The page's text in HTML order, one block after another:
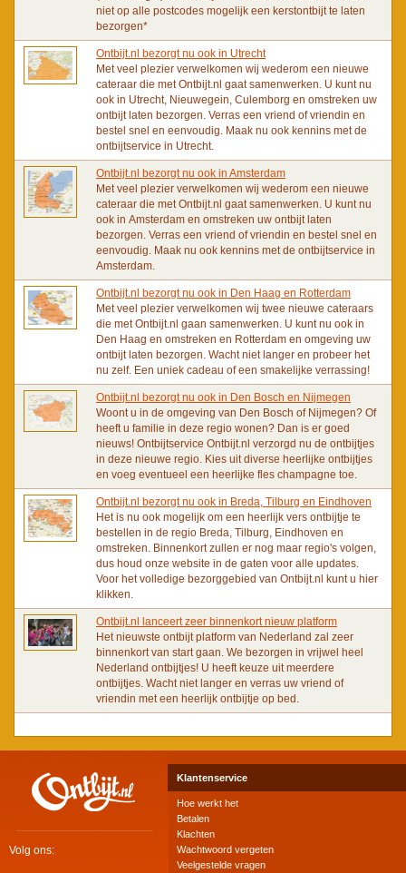
niet op alle postcodes mogelijk een kerstontbijt te laten
bezorgen*
Ontbijt.nl bezorgt nu ook in Utrecht
Met veel plezier verwelkomen wij wederom een nieuwe
cateraar die met Ontbijt.nl gaat samenwerken. U kunt nu
ook in Utrecht, Nieuwegein, Culemborg en omstreken uw
ontbijt laten bezorgen. Verras een vriend of vriendin en
bestel snel en eenvoudig. Maak nu ook kennins met de
ontbijtservice in Utrecht.
Ontbijt.nl bezorgt nu ook in Amsterdam
Met veel plezier verwelkomen wij wederom een nieuwe
cateraar die met Ontbijt.nl gaat samenwerken. U kunt nu
ook in Amsterdam en omstreken uw ontbijt laten
bezorgen. Verras een vriend of vriendin en bestel snel en
eenvoudig. Maak nu ook kennins met de ontbijtservice in
Amsterdam.
Ontbijt.nl bezorgt nu ook in Den Haag en Rotterdam
Met veel plezier verwelkomen wij twee nieuwe cateraars
die met Ontbijt.nl gaan samenwerken. U kunt nu ook in
Den Haag en omstreken en Rotterdam en omgeving uw
ontbijt laten bezorgen. Wacht niet langer en probeer het
nu zelf. Een uniek cadeau of een smakelijke verrassing!
Ontbijt.nl bezorgt nu ook in Den Bosch en Nijmegen
Woont u in de omgeving van Den Bosch of Nijmegen? Of
heeft u familie in deze regio wonen? Dan is er goed
nieuws! Ontbijtservice Ontbijt.nl verzorgd nu de ontbijtjes
in deze nieuwe regio. Kies uit diverse heerlijke ontbijtjes
en voeg eventueel een heerlijke fles champagne toe.
Ontbijt.nl bezorgt nu ook in Breda, Tilburg en Eindhoven
Het is nu ook mogelijk om een heerlijk vers ontbijtje te
bestellen in de regio Breda, Tilburg, Eindhoven en
omstreken. Binnenkort zullen er nog maar regio's volgen,
dus houd onze website in de gaten voor alle updates.
Voor het volledige bezorggebied van Ontbijt.nl kunt u hier
klikken.
Ontbijt.nl lanceert zeer binnenkort nieuw platform
Het nieuwste ontbijt platform van Nederland zal zeer
binnenkort van start gaan. We bezorgen in vrijwel heel
Nederland ontbijtjes! U heeft keuze uit meerdere
ontbijtjes. Wacht niet langer en verras uw vriend of
vriendin met een heerlijk ontbijtje op bed.
Volg ons:
Klantenservice
Hoe werkt het
Betalen
Klachten
Wachtwoord vergeten
Veelgestelde vragen